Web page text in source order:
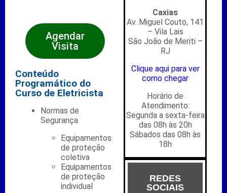
Agendar
Visita
Conteúdo
Programático do
Curso de Eletricista
Normas de
Segurança
Equipamentos
de proteção
coletiva
Equipamentos
de proteção
individual
Caxias
Av. Miguel Couto, 141
– Vila Lais
São João de Meriti –
RJ
Clique aqui para ver
como chegar
Horário de
Atendimento:
Segunda a sexta-feira
das 08h às 20h
Sábados das 08h às
18h
REDES
SOCIAIS